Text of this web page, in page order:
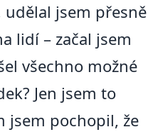
jsem přesně
lidí – začal jsem
všechno možné
Jen jsem to
jsem pochopil, že